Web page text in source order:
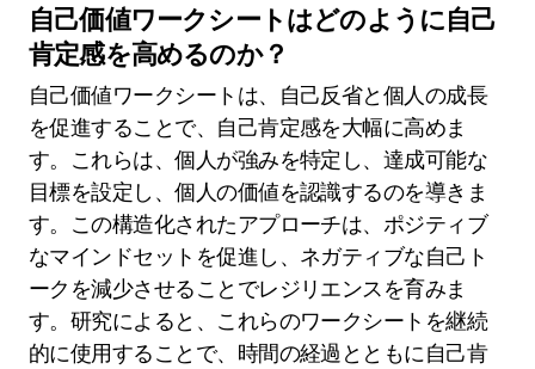
自己価値ワークシートはどのように自己
肯定感を高めるのか？
自己価値ワークシートは、自己反省と個人の成長
を促進することで、自己肯定感を大幅に高めま
す。これらは、個人が強みを特定し、達成可能な
目標を設定し、個人の価値を認識するのを導きま
す。この構造化されたアプローチは、ポジティブ
なマインドセットを促進し、ネガティブな自己ト
ークを減少させることでレジリエンスを育みま
す。研究によると、これらのワークシートを継続
的に使用することで、時間の経過とともに自己肯